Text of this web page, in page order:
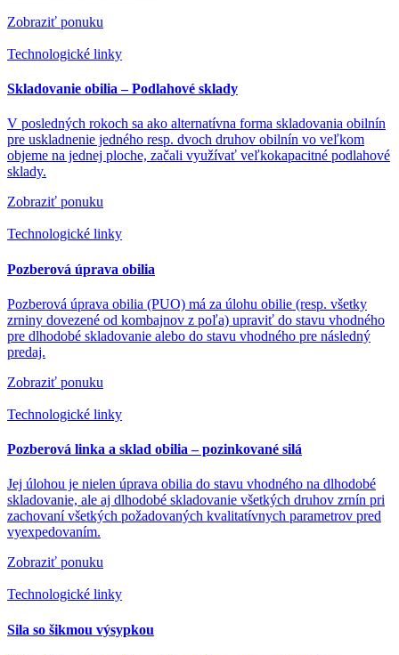
Zobraziť ponuku
Technologické linky
Skladovanie obilia – Podlahové sklady
V posledných rokoch sa ako alternatívna forma skladovania obilnín
pre uskladnenie jedného resp. dvoch druhov obilnín vo veľkom
objeme na jednej ploche, začali využívať veľkokapacitné podlahové
sklady.
Zobraziť ponuku
Technologické linky
Pozberová úprava obilia
Pozberová úprava obilia (PUO) má za úlohu obilie (resp. všetky
zrniny dovezené od kombajnov z poľa) upraviť do stavu vhodného
pre dlhodobé skladovanie alebo do stavu vhodného pre následný
predaj.
Zobraziť ponuku
Technologické linky
Pozberová linka a sklad obilia – pozinkované silá
Jej úlohou je nielen úprava obilia do stavu vhodného na dlhodobé
skladovanie, ale aj dlhodobé skladovanie všetkých druhov zrnín pri
zachovaní všetkých požadovaných kvalitatívnych parametrov pred
vyexpedovaním.
Zobraziť ponuku
Technologické linky
Sila so šikmou výsypkou